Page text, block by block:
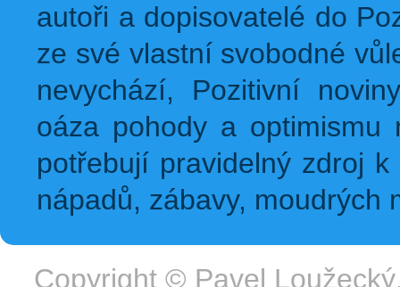
autoři a dopisovatelé do
ze své vlastní svobodné
nevychází, Pozitivní
oáza pohody a
potřebují pravidelný zdroj
nápadů, zábavy, moudrých
Copyright © Pavel Loužecký